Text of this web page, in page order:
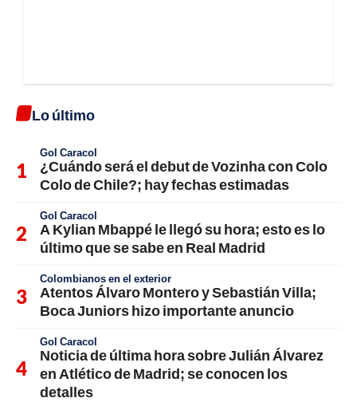
Lo último
Gol Caracol
¿Cuándo será el debut de Vozinha con Colo
Colo de Chile?; hay fechas estimadas
Gol Caracol
A Kylian Mbappé le llegó su hora; esto es lo
último que se sabe en Real Madrid
Colombianos en el exterior
Atentos Álvaro Montero y Sebastián Villa;
Boca Juniors hizo importante anuncio
Gol Caracol
Noticia de última hora sobre Julián Álvarez
en Atlético de Madrid; se conocen los
detalles